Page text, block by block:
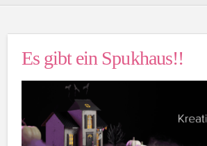
Es gibt ein Spukhaus!!